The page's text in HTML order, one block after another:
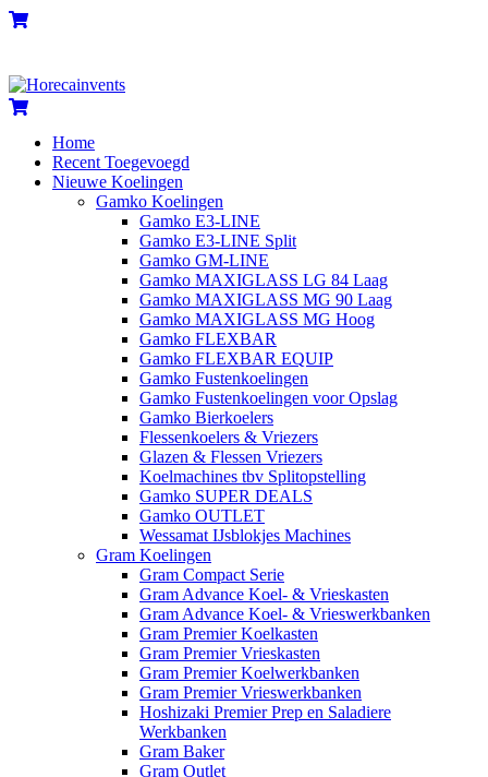
Skip
MenuCart
Cart
Home
Recent Toegevoegd
Nieuwe Koelingen
Gamko Koelingen
Gamko E3-LINE
Gamko E3-LINE Split
Gamko GM-LINE
Gamko MAXIGLASS LG 84 Laag
Gamko MAXIGLASS MG 90 Laag
Gamko MAXIGLASS MG Hoog
Gamko FLEXBAR
Gamko FLEXBAR EQUIP
Gamko Fustenkoelingen
Gamko Fustenkoelingen voor Opslag
Gamko Bierkoelers
Flessenkoelers & Vriezers
Glazen & Flessen Vriezers
Koelmachines tbv Splitopstelling
Gamko SUPER DEALS
Gamko OUTLET
Wessamat IJsblokjes Machines
Gram Koelingen
Gram Compact Serie
Gram Advance Koel- & Vrieskasten
Gram Advance Koel- & Vrieswerkbanken
Gram Premier Koelkasten
Gram Premier Vrieskasten
Gram Premier Koelwerkbanken
Gram Premier Vrieswerkbanken
Hoshizaki Premier Prep en Saladiere
Werkbanken
Gram Baker
Gram Outlet